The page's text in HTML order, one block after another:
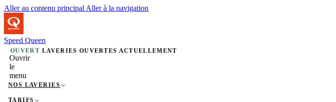
Aller au contenu principal Aller à la navigation
Speed Queen
OUVERT LAVERIES OUVERTES ACTUELLEMENT
Ouvrir
le
menu
NOS LAVERIES
TARIFS